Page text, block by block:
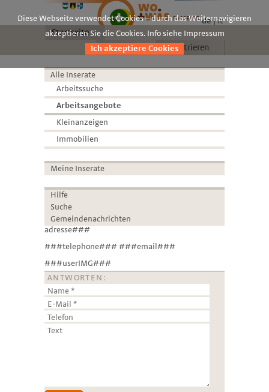
de it
Startseite
Anmelden
Registrieren
Alle Inserate
Arbeitssuche
Arbeitsangebote
Kleinanzeigen
Immobilien
Meine Inserate
Hilfe
Suche
Gemeindenachrichten
adresse###
###telephone### ###email###
###userIMG###
ANTWORTEN:
Diese Webseite verwendet Cookies – durch das Weiternavigieren
akzeptieren Sie die Cookies. Info siehe Impressum
Ich akzeptiere Cookies